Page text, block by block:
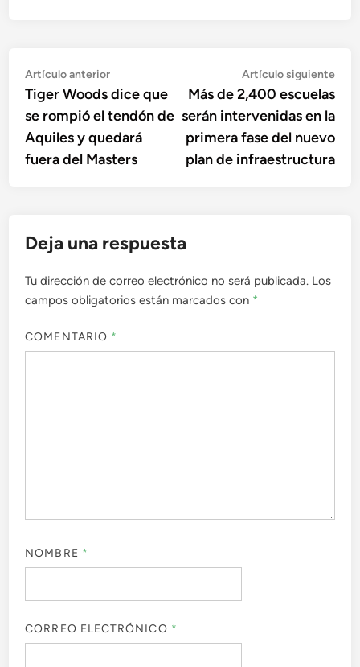
Navegación
de
entradas
Artículo anteriorArtículo
anterior:
Tiger Woods dice que
se rompió el tendón de
Aquiles y quedará
fuera del Masters
Artículo siguiente
Más de 2,400 escuelas
serán intervenidas en la
primera fase del nuevo
plan de infraestructura
Deja una respuesta
Tu dirección de correo electrónico no será publicada. Los
campos obligatorios están marcados con *
COMENTARIO *
NOMBRE *
CORREO ELECTRÓNICO *